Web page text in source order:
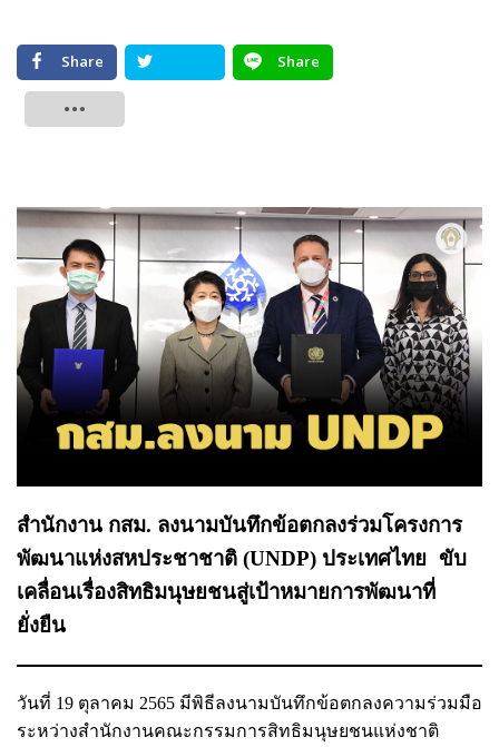
Share
Share
สำนักงาน กสม. ลงนามบันทึกข้อตกลงร่วมโครงการ
พัฒนาแห่งสหประชาชาติ (UNDP) ประเทศไทย ขับ
เคลื่อนเรื่องสิทธิมนุษยชนสู่เป้าหมายการพัฒนาที่
ยั่งยืน
วันที่ 19 ตุลาคม 2565 มีพิธีลงนามบันทึกข้อตกลงความร่วมมือ
ระหว่างสำนักงานคณะกรรมการสิทธิมนุษยชนแห่งชาติ